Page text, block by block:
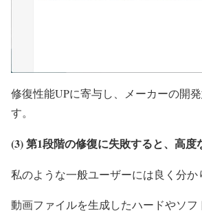
修復性能UPに寄与し、メーカーの開
す。
(3)第1段階の修復に失敗すると、高度
私のような一般ユーザーには良く分か
動画ファイルを生成したハードやソフ